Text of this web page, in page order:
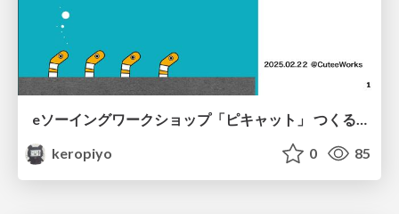
eソーイングワークショップ「ピキャット」 つくると！７でのワークショップ１日目の資料後編です。
keropiyo
0 85